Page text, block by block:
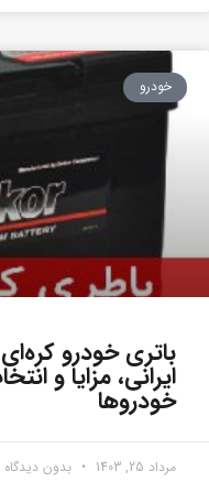
خودرو
باتری خودرو
ایرانی، مزایا و
خودروها
مرداد 25, 1403 بدون دیدگاه